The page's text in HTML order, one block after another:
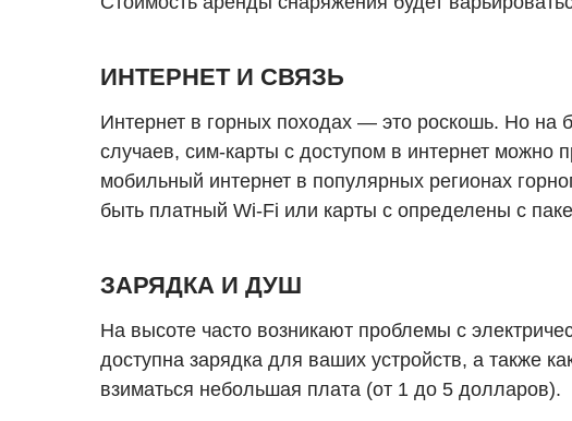
ИНТЕРНЕТ И СВЯЗЬ
Интернет в горных походах — это роскошь. Но на
случаев, сим-карты с доступом в интернет можно
мобильный интернет в популярных регионах
быть платный Wi-Fi или карты с определены с
ЗАРЯДКА И ДУШ
На высоте часто возникают проблемы с
доступна зарядка для ваших устройств, а также
взиматься небольшая плата (от 1 до 5 долларов).